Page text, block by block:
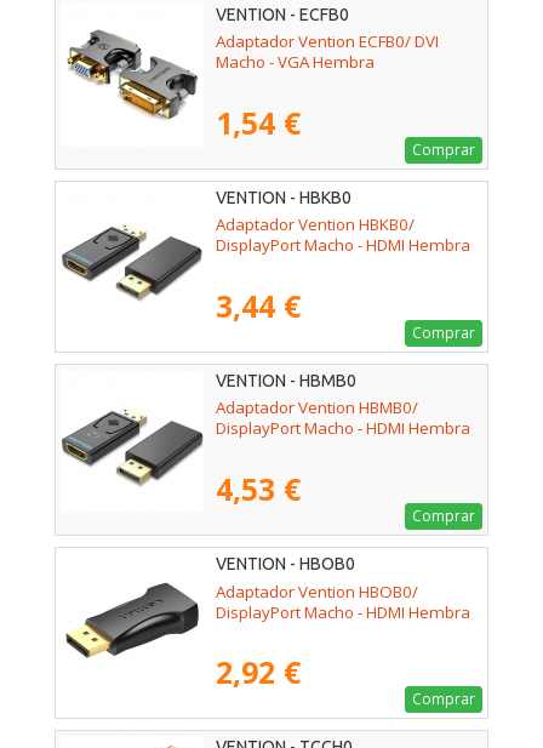
VENTION - ECFB0
Adaptador Vention ECFB0/ DVI
Macho - VGA Hembra
1,54 €
Comprar
VENTION - HBKB0
Adaptador Vention HBKB0/
DisplayPort Macho - HDMI Hembra
3,44 €
Comprar
VENTION - HBMB0
Adaptador Vention HBMB0/
DisplayPort Macho - HDMI Hembra
4,53 €
Comprar
VENTION - HBOB0
Adaptador Vention HBOB0/
DisplayPort Macho - HDMI Hembra
2,92 €
Comprar